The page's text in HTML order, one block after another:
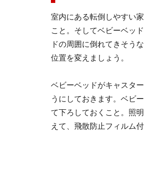
室内にある転倒しやすい
こと。そしてベビーベッ
ドの周囲に倒れてきそう
位置を変えましょう。
ベビーベッドがキャスタ
うにしておきます。ベビ
て下ろしておくこと。照
えて、飛散防止フィルム